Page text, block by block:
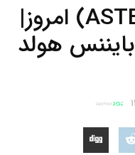
تحلیل ارز استر (ASTER) امروز|
هولد